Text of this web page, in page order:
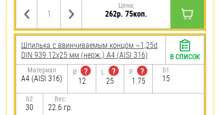
Цена:
262р. 75коп.
Шпилька c ввинчиваемым концом ~1,25d
DIN 939 12х25 мм (нерж.) A4 (AISI 316)
Материал
A4 (AISI 316)
Ø
?
12
L
?
25
P
?
1.75
b1
15
b2
30
Вес:
22.6 гр.
В СПИСОК